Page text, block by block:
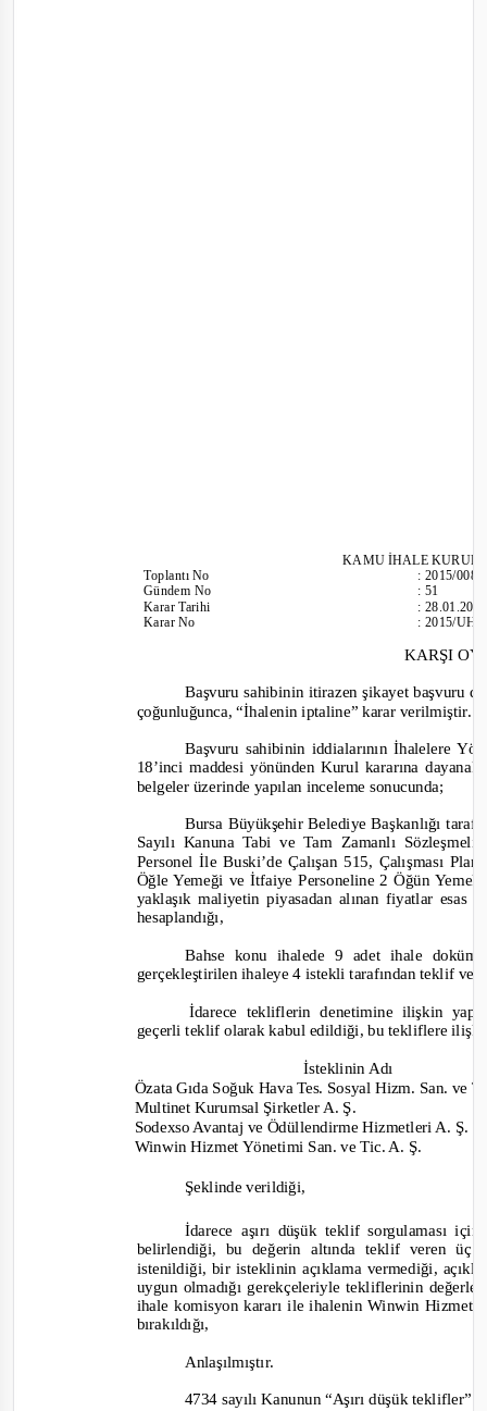
KAMU İHALE
ToplantıNo
Gündem No
Karar Tarihi
Karar No
:2015/008
:51
:
:2015/
KARŞI
Başvuru sahibinin itirazen şikayet başvuru
çoğunluğunca, “İhalenin iptaline”karar verilmiştir.
Başvuru sahibinin iddialarının İhalelere
18’inci maddesi yönünden Kurul kararına
belgeler üzerinde yapılan inceleme sonucunda;
Bursa Büyükşehir Belediye Başkanlığı
Sayılı Kanuna Tabi ve Tam Zamanlı
Personel İle Buski’de Çalışan 515, Çalışması
Öğle Yemeği ve İtfaiye Personeline 2 Öğün Yemek
yaklaşık maliyetin piyasadan alınan fiyatlar esas
hesaplandığı,
Bahse konu ihalede 9 adet ihale
gerçekleştirilen ihaleye 4 istekli tarafından teklif
İdarece tekliflerin denetimine ilişkin
geçerli teklif olarak kabul edildiği, bu tekliflere
İsteklinin Adı
Özata Gıda Soğuk Hava Tes. Sosyal Hizm. San. ve
Multinet Kurumsal Şirketler A. Ş.
Sodexso Avantaj ve Ödüllendirme Hizmetleri A. Ş.
Winwin Hizmet Yönetimi San. ve Tic. A. Ş.
Şeklinde verildiği,
İdarece aşırı düşük teklif sorgulaması
belirlendiği, bu değerin altında teklif veren üç
istenildiği, bir isteklinin açıklama vermediği,
uygun olmadığı gerekçeleriyle tekliflerinin
ihale komisyon kararı ile ihalenin Winwin Hizmet
bırakıldığı,
Anlaşılmıştır.
4734 sayılı Kanunun “Aşırı düşük teklifler”